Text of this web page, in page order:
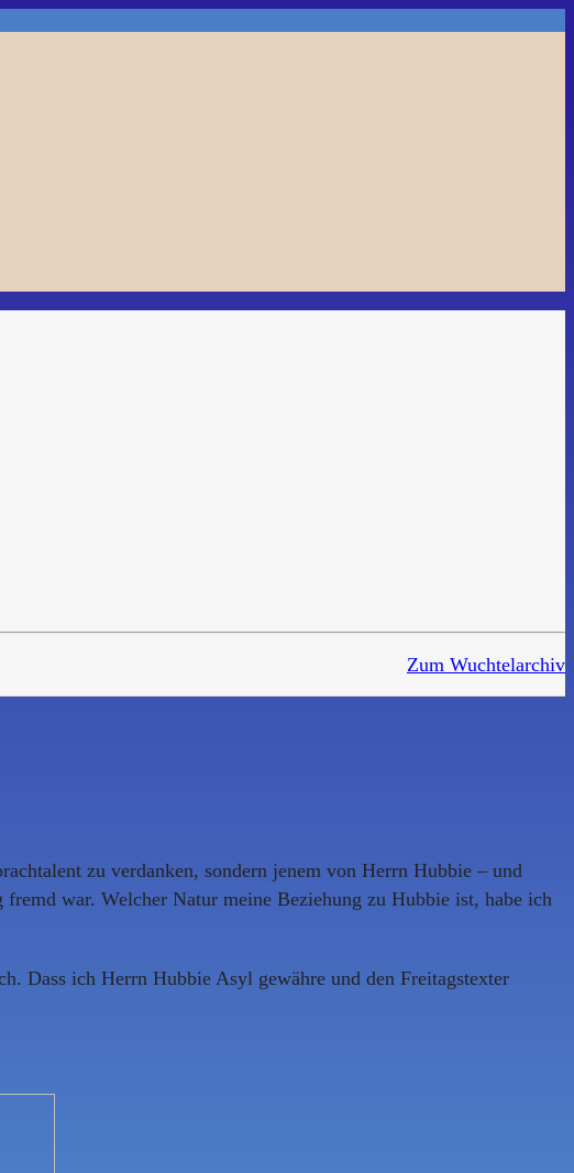
Zum Wuchtelarchiv
zu verdanken, sondern jenem von Herrn Hubbie – und
war. Welcher Natur meine Beziehung zu Hubbie ist, habe ich
Dass ich Herrn Hubbie Asyl gewähre und den Freitagstexter